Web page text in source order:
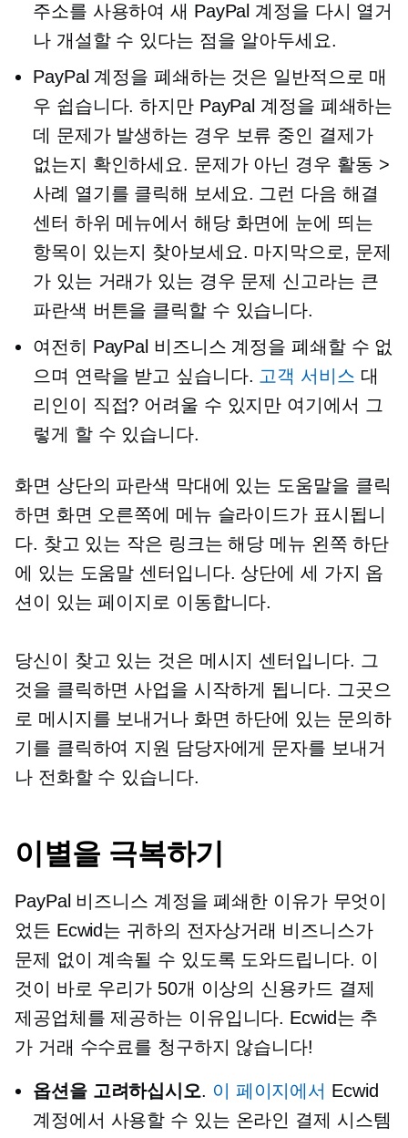
주소를 사용하여 새 PayPal 계정을 다시 열거
나 개설할 수 있다는 점을 알아두세요.
PayPal 계정을 폐쇄하는 것은 일반적으로 매
우 쉽습니다. 하지만 PayPal 계정을 폐쇄하는
데 문제가 발생하는 경우 보류 중인 결제가
없는지 확인하세요. 문제가 아닌 경우 활동 >
사례 열기를 클릭해 보세요. 그런 다음 해결
센터 하위 메뉴에서 해당 화면에 눈에 띄는
항목이 있는지 찾아보세요. 마지막으로, 문제
가 있는 거래가 있는 경우 문제 신고라는 큰
파란색 버튼을 클릭할 수 있습니다.
여전히 PayPal 비즈니스 계정을 폐쇄할 수 없
으며 연락을 받고 싶습니다. 고객 서비스 대
리인이 직접? 어려울 수 있지만 여기에서 그
렇게 할 수 있습니다.
화면 상단의 파란색 막대에 있는 도움말을 클릭
하면 화면 오른쪽에 메뉴 슬라이드가 표시됩니
다. 찾고 있는 작은 링크는 해당 메뉴 왼쪽 하단
에 있는 도움말 센터입니다. 상단에 세 가지 옵
션이 있는 페이지로 이동합니다.
당신이 찾고 있는 것은 메시지 센터입니다. 그
것을 클릭하면 사업을 시작하게 됩니다. 그곳으
로 메시지를 보내거나 화면 하단에 있는 문의하
기를 클릭하여 지원 담당자에게 문자를 보내거
나 전화할 수 있습니다.
이별을 극복하기
PayPal 비즈니스 계정을 폐쇄한 이유가 무엇이
었든 Ecwid는 귀하의 전자상거래 비즈니스가
문제 없이 계속될 수 있도록 도와드립니다. 이
것이 바로 우리가 50개 이상의 신용카드 결제
제공업체를 제공하는 이유입니다. Ecwid는 추
가 거래 수수료를 청구하지 않습니다!
옵션을 고려하십시오. 이 페이지에서 Ecwid
계정에서 사용할 수 있는 온라인 결제 시스템